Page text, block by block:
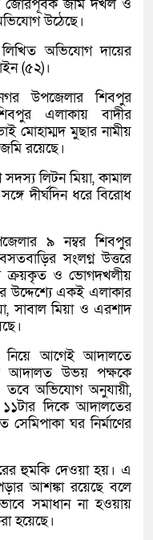
জোরপূর্বক জমি দখল ও
উঠেছে।
অভিযোগ দায়ের
(৫২)।
উপজেলার শিবপুর
এলাকায় বাদীর
মোহাম্মদ মুছার নামীয়
রয়েছে।
লিটন মিয়া, কামাল
দীর্ঘদিন ধরে বিরোধ
৯ নম্বর শিবপুর
সংলগ্ন উত্তরে
ক্রয়কৃত ও ভোগদখলীয়
উদ্দেশ্যে একই এলাকার
সাবাল মিয়া ও এরশাদ
নিয়ে আগেই আদালতে
আদালত উভয় পক্ষকে
তবে অভিযোগ অনুযায়ী,
দিকে আদালতের
ঘর নির্মাণের
হুমকি দেওয়া হয়। এ
আশঙ্কা রয়েছে বলে
সমাধান না হওয়ায়
হয়েছে।